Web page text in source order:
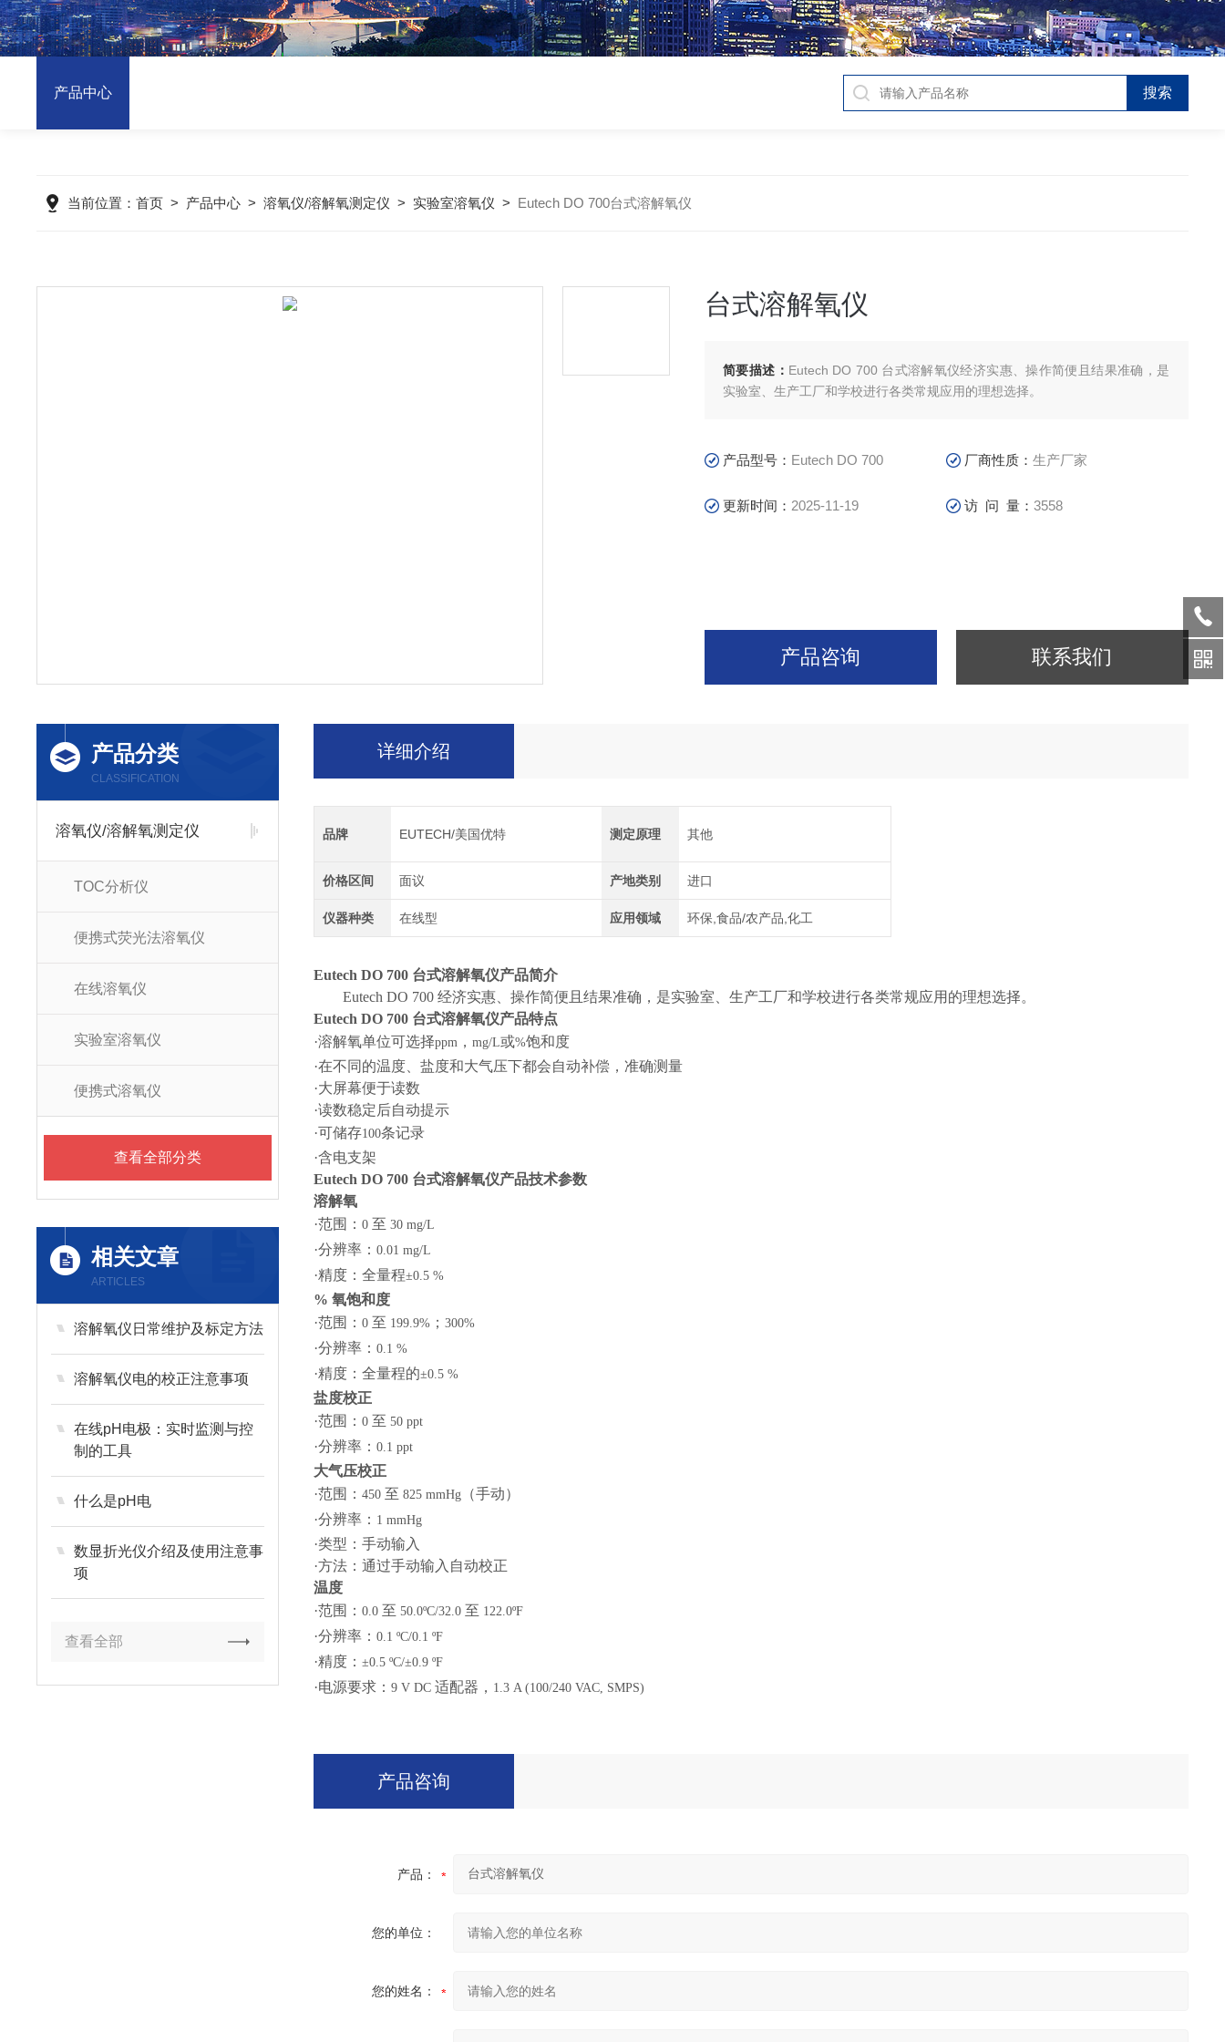
产品中心
当前位置：首页 > 产品中心 >溶氧仪/溶解氧测定仪 > 实验室溶氧仪 > Eutech DO 700台式溶解氧仪
台式溶解氧仪
简要描述： Eutech DO 700 台式溶解氧仪经济实惠、操作简便且结果准确，是
实验室、生产工厂和学校进行各类常规应用的理想选择。
产品型号： Eutech DO 700 厂商性质：生产厂家
更新时间： 2025-11-19 访 问 量：3558
产品咨询 联系我们
产品分类
CLASSIFICATION
溶氧仪/溶解氧测定仪
TOC分析仪
便携式荧光法溶氧仪
在线溶氧仪
实验室溶氧仪
便携式溶氧仪
查看全部分类
相关文章
ARTICLES
溶解氧仪日常维护及标定方法
溶解氧仪电的校正注意事项
在线pH电极：实时监测与控
制的工具
什么是pH电
数显折光仪介绍及使用注意事
项
查看全部
详细介绍
品牌 EUTECH/美国优特 测定原理 其他
价格区间 面议 产地类别 进口
仪器种类 在线型 应用领域 环保,食品/农产品,化工
Eutech DO 700 台式溶解氧仪产品简介
Eutech DO 700 经济实惠、操作简便且结果准确，是实验室、生产工厂和学校进行各类常规应用的理想选择。
Eutech DO 700 台式溶解氧仪产品特点
·溶解氧单位可选择ppm ， mg/L或%饱和度
·在不同的温度、盐度和大气压下都会自动补偿，准确测量
·大屏幕便于读数
·读数稳定后自动提示
·可储存100条记录
·含电支架
Eutech DO 700 台式溶解氧仪产品技术参数
溶解氧
·范围： 0 至 30 mg/L
·分辨率： 0.01 mg/L
·精度：全量程±0.5 %
% 氧饱和度
·范围： 0 至 199.9%； 300%
·分辨率： 0.1 %
·精度：全量程的±0.5 %
盐度校正
·范围： 0 至 50 ppt
·分辨率： 0.1 ppt
大气压校正
·范围： 450 至 825 mmHg（手动）
·分辨率： 1 mmHg
·类型：手动输入
·方法：通过手动输入自动校正
温度
·范围： 0.0 至 50.0ºC/32.0 至 122.0ºF
·分辨率： 0.1 ºC/0.1 ºF
·精度： ±0.5 ºC/±0.9 ºF
·电源要求： 9 V DC 适配器， 1.3 A (100/240 VAC, SMPS)
产品咨询
产品：
您的单位：
您的姓名：